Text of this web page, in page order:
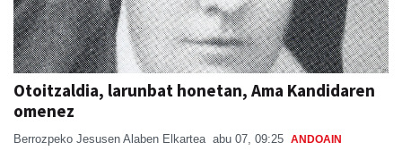
Otoitzaldia, larunbat honetan, Ama Kandidaren
omenez
Berrozpeko Jesusen Alaben Elkartea abu 07, 09:25